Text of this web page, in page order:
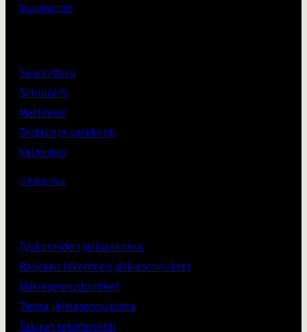
Osaamisemme
Suunnittelu
Simulointi
Mallinnus
Testaus ja validointi
Valmistus
Jälkiasennus
Työkoneiden jälkiasennus
Raskaan liikenteen jälkiasennukset
Jälkiasennustuotteet
Tietoa jälkiasennuksista
Takuun rekisteröinti